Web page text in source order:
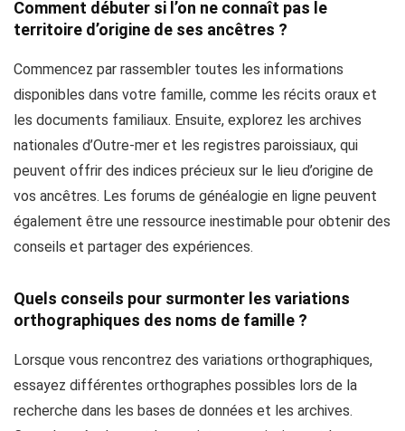
Comment débuter si l’on ne connaît pas le
territoire d’origine de ses ancêtres ?
Commencez par rassembler toutes les informations
disponibles dans votre famille, comme les récits oraux et
les documents familiaux. Ensuite, explorez les archives
nationales d’Outre-mer et les registres paroissiaux, qui
peuvent offrir des indices précieux sur le lieu d’origine de
vos ancêtres. Les forums de généalogie en ligne peuvent
également être une ressource inestimable pour obtenir des
conseils et partager des expériences.
Quels conseils pour surmonter les variations
orthographiques des noms de famille ?
Lorsque vous rencontrez des variations orthographiques,
essayez différentes orthographes possibles lors de la
recherche dans les bases de données et les archives.